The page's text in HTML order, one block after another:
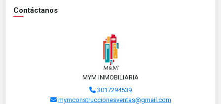
Contáctanos
MYM INMOBILIARIA
3017294539
mymconstruccionesventas@gmail.com